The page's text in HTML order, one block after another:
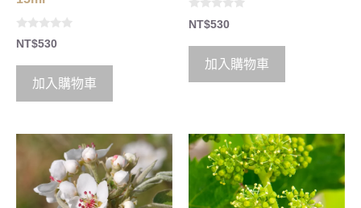
0
o
5
NT$530
加入購物車
0
o
t
5
NT$530
加入購物車